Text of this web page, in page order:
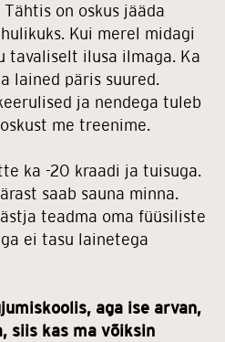
on oskus jääda
Kui merel midagi
tavaliselt ilusa ilmaga. Ka
lained päris suured.
ja nendega tuleb
me treenime.
ka -20 kraadi ja tuisuga.
saab sauna minna.
teadma oma füüsiliste
ei tasu lainetega
aga ise arvan,
siis kas ma võiksin